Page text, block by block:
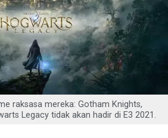
raksasa mereka: Gotham Knights,
Legacy tidak akan hadir di E3 2021.